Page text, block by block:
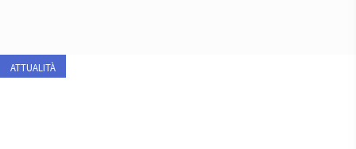
ATTUALITÀ